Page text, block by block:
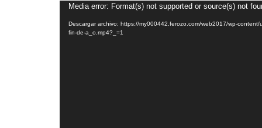
Reproductor
de
vídeo
Media error: Format(s) not supported or source(s) not
Descargar archivo: https://my000442.ferozo.com/web2017/wp-
fin-de-a_o.mp4?_=1